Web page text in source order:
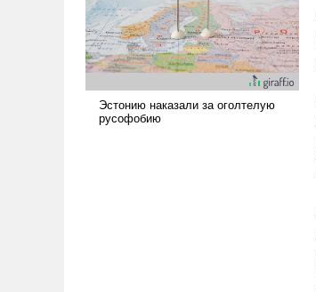
стало всерьез обсуждаемой
идеей.